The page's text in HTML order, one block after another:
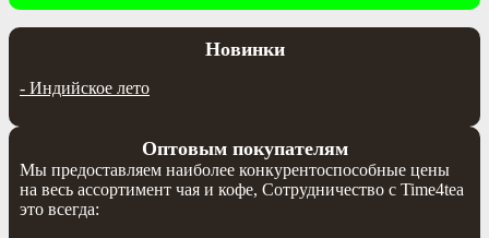
Новинки
- Индийское лето
Оптовым покупателям
Мы предоставляем наиболее конкурентоспособные цены
на весь ассортимент чая и кофе, Сотрудничество с Time4tea
это всегда: